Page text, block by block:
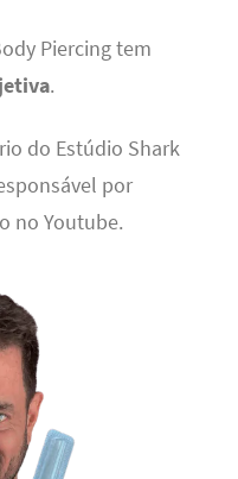
Piercing tem
.
do Estúdio Shark
por
no Youtube.